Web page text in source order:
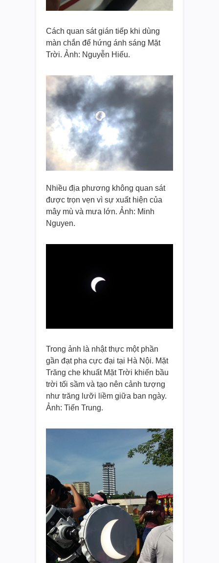
Cách quan sát gián tiếp khi dùng
màn chắn để hứng ánh sáng Mặt
Trời. Ảnh: Nguyễn Hiếu.
Nhiều địa phương không quan sát
được trọn vẹn vì sự xuất hiện của
mây mù và mưa lớn. Ảnh: Minh
Nguyen.
Trong ảnh là nhật thực một phần
gần đạt pha cực đại tại Hà Nội. Mặt
Trăng che khuất Mặt Trời khiến bầu
trời tối sầm và tạo nên cảnh tượng
như trăng lưỡi liềm giữa ban ngày.
Ảnh: Tiến Trung.